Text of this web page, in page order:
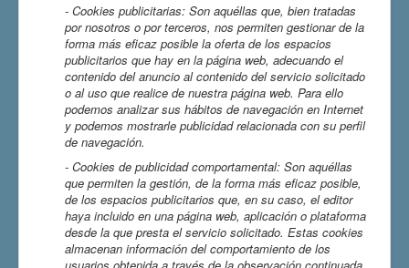
- Cookies publicitarias: Son aquéllas que, bien tratadas
por nosotros o por terceros, nos permiten gestionar de la
forma más eficaz posible la oferta de los espacios
publicitarios que hay en la página web, adecuando el
contenido del anuncio al contenido del servicio solicitado
o al uso que realice de nuestra página web. Para ello
podemos analizar sus hábitos de navegación en Internet
y podemos mostrarle publicidad relacionada con su perfil
de navegación.
- Cookies de publicidad comportamental: Son aquéllas
que permiten la gestión, de la forma más eficaz posible,
de los espacios publicitarios que, en su caso, el editor
haya incluido en una página web, aplicación o plataforma
desde la que presta el servicio solicitado. Estas cookies
almacenan información del comportamiento de los